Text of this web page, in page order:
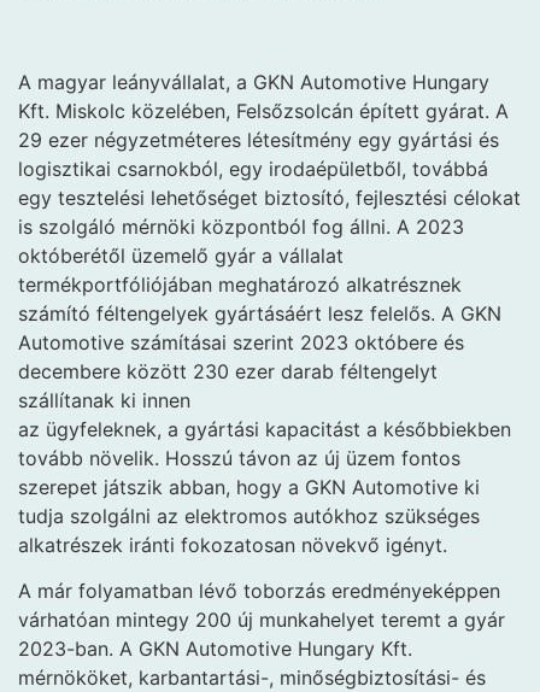
A magyar leányvállalat, a GKN Automotive Hungary
Kft. Miskolc közelében, Felsőzsolcán épített gyárat. A
29 ezer négyzetméteres létesítmény egy gyártási és
logisztikai csarnokból, egy irodaépületből, továbbá
egy tesztelési lehetőséget biztosító, fejlesztési célokat
is szolgáló mérnöki központból fog állni. A 2023
októberétől üzemelő gyár a vállalat
termékportfóliójában meghatározó alkatrésznek
számító féltengelyek gyártásáért lesz felelős. A GKN
Automotive számításai szerint 2023 októbere és
decembere között 230 ezer darab féltengelyt
szállítanak ki innen
az ügyfeleknek, a gyártási kapacitást a későbbiekben
tovább növelik. Hosszú távon az új üzem fontos
szerepet játszik abban, hogy a GKN Automotive ki
tudja szolgálni az elektromos autókhoz szükséges
alkatrészek iránti fokozatosan növekvő igényt.
A már folyamatban lévő toborzás eredményeképpen
várhatóan mintegy 200 új munkahelyet teremt a gyár
2023-ban. A GKN Automotive Hungary Kft.
mérnököket, karbantartási-, minőségbiztosítási- és